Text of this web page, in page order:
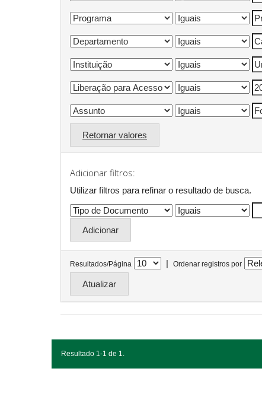
Retornar valores
Adicionar filtros:
Utilizar filtros para refinar o resultado de busca.
Resultados/Página | Ordenar registros por
Resultado 1-1 de 1.